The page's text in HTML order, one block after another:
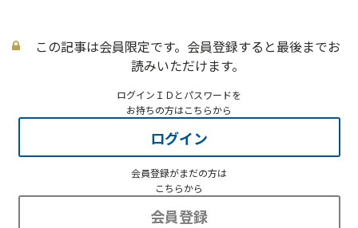
この記事は会員限定です。会員登録すると最後までお
読みいただけます。
ログインＩＤとパスワードを
お持ちの方はこちらから
ログイン
会員登録がまだの方は
こちらから
会員登録